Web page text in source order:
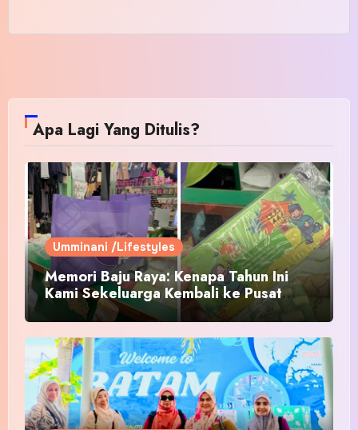
Apa Lagi Yang Ditulis?
Umminani /Lifestyles
Memori Baju Raya: Kenapa Tahun Ini
Kami Sekeluarga Kembali ke Pusat
Pakaian Hari-Hari?